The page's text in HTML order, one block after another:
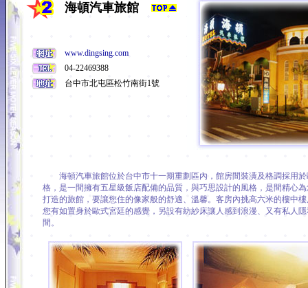
海頓汽車旅館
www.dingsing.com
04-22469388
台中市北屯區松竹南街1號
海頓汽車旅館位於台中市十一期重劃區內，館房間裝潢及格調採用
格，是一間擁有五星級飯店配備的品質，與巧思設計的風格，是間精心
打造的旅館，要讓您住的像家般的舒適、溫馨。客房內挑高六米的樓中
您有如置身於歐式宮廷的感覺，另設有紡紗床讓人感到浪漫、又有私人
間。